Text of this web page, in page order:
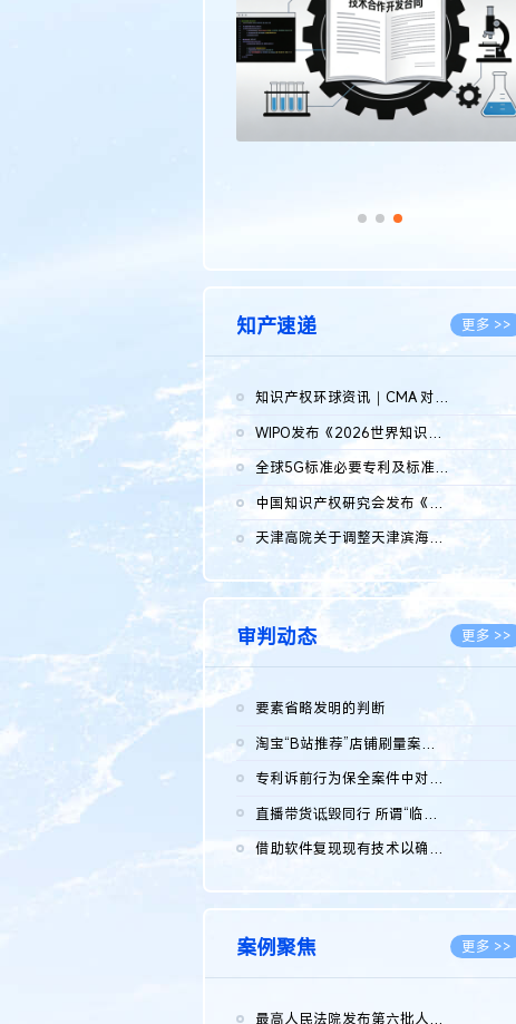
传统文化 更多 >>
知产速递 更多 >>
知识产权环球资讯｜CMA 对微软发起调查；批量搬运二手平台数据构...
WIPO发布《2026世界知识产权报告》 含报告全文
全球5G标准必要专利及标准提案研究报告（2026年）全文发布
中国知识产权研究会发布《2025年度中国企业海外知识产权纠纷调查...
2026.08.07
天津高院关于调整天津滨海高新技术产业开发区华苑科技园一审普通...
2026.08.07
审判动态 更多 >>
要素省略发明的判断
淘宝“B站推荐”店铺刷量案维持原判，两被告连带赔偿150万元
专利诉前行为保全案件中对仿制药申请人曾作出三类声明的考量及违...
直播带货诋毁同行 所谓“临场发挥”不免责
借助软件复现现有技术以确认相关参数特征是否被公开
案例聚焦 更多 >>
最高人民法院发布第六批人民法院种业知识产权司法保护典型案例 含...